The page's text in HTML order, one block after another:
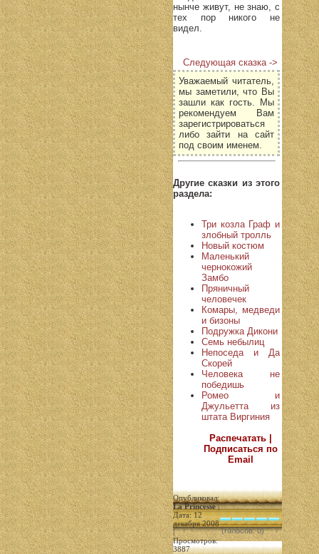
нынче живут, не знаю, с
тех пор никого не
видел.
Следующая сказка ->
Уважаемый читатель,
мы заметили, что Вы
зашли как гость. Мы
рекомендуем Вам
зарегистрироваться
либо зайти на сайт
под своим именем.
Другие сказки из этого
раздела:
Три козла Граф и
злобный тролль
Новый костюм
Маленький
чернокожий
Замбо
Пряничный
человечек
Комары, медведи
и бизоны
Подружка Дикони
Семь небылиц
Непоседа и Да
Скорей
Человека не
победишь
Ромео и
Джульетта из
штата Виргиния
Распечатать |
Подписаться по
Email
Опубликовал:
La Princesse|
Дата: 12
декабря 2008
|
Просмотров:
3887
(голосов: 0)